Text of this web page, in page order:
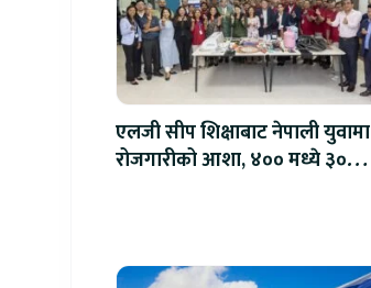
एलजी सीप शिक्षाबाट नेपाली युवामा
रोजगारीको आशा, ४०० मध्ये ३०